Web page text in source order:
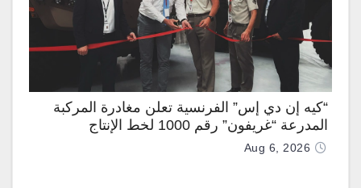
“كيه إن دي إس” الفرنسية تعلن مغادرة المركبة
المدرعة “غريفون” رقم 1000 لخط الإنتاج
Aug 6, 2026